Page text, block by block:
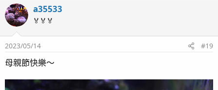
a35533
🏅🏅🏅
2023/05/14 #19
母親節快樂～